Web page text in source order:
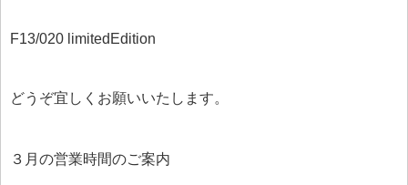
F13/020 limitedEdition
どうぞ宜しくお願いいたします。
３月の営業時間のご案内